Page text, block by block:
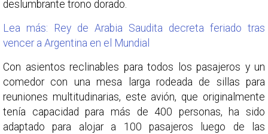
deslumbrante trono dorado.
Lea más: Rey de Arabia Saudita decreta feriado tras
vencer a Argentina en el Mundial
Con asientos reclinables para todos los pasajeros y un
comedor con una mesa larga rodeada de sillas para
reuniones multitudinarias, este avión, que originalmente
tenía capacidad para más de 400 personas, ha sido
adaptado para alojar a 100 pasajeros luego de las